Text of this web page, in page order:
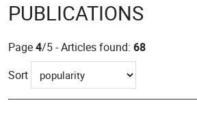
PUBLICATIONS
Page4/5 - Articles found: 68
Sort